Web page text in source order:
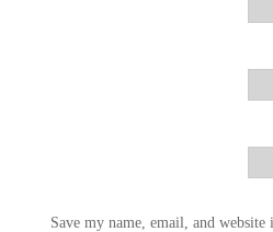
Save my name, email, and